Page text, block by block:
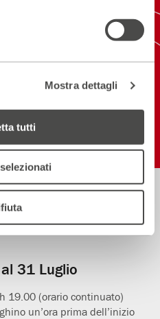
Mostra dettagli
tutti
31 Luglio
19.00 (orario continuato)
un’ora prima dell’inizio